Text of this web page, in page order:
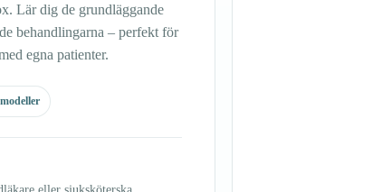
Lär dig de grundläggande
behandlingarna – perfekt för
egna patienter.